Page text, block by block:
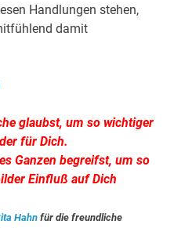
Handlungen stehen,
damit
glaubst, um so wichtiger
für Dich.
Ganzen begreifst, um so
Einfluß auf Dich
Hahn für die freundliche